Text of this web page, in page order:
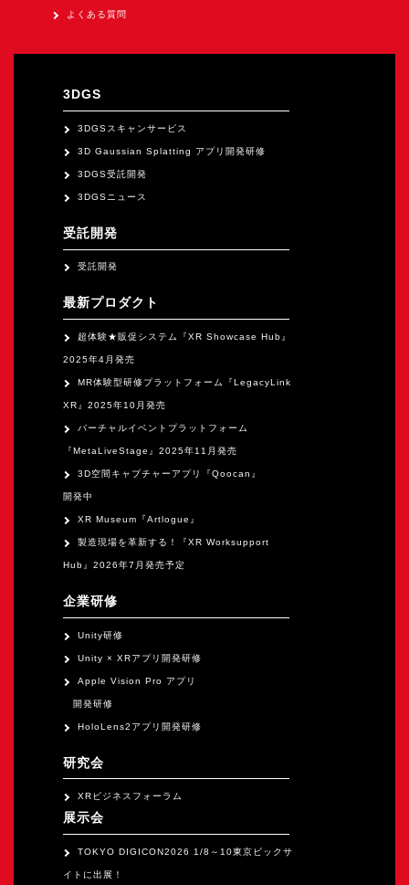
よくある質問
3DGS
3DGSスキャンサービス
3D Gaussian Splatting アプリ開発研修
3DGS受託開発
3DGSニュース
受託開発
受託開発
最新プロダクト
超体験★販促システム『XR Showcase Hub』
2025年4月発売
MR体験型研修プラットフォーム『LegacyLink
XR』2025年10月発売
バーチャルイベントプラットフォーム
『MetaLiveStage』2025年11月発売
3D空間キャプチャーアプリ『Qoocan』
開発中
XR Museum『Artlogue』
製造現場を革新する！『XR Worksupport
Hub』2026年7月発売予定
企業研修
Unity研修
Unity × XRアプリ開発研修
Apple Vision Pro アプリ
開発研修
HoloLens2アプリ開発研修
研究会
XRビジネスフォーラム
展示会
TOKYO DIGICON2026 1/8～10東京ビックサ
イトに出展！